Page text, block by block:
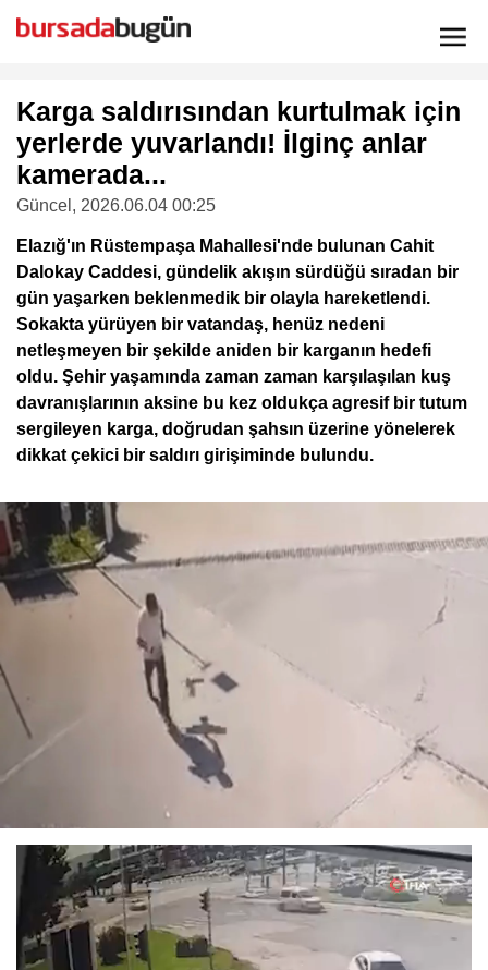
Karga saldırısından kurtulmak için
yerlerde yuvarlandı! İlginç anlar
kamerada...
Güncel , 2026.06.04 00:25
Elazığ'ın Rüstempaşa Mahallesi'nde bulunan Cahit
Dalokay Caddesi, gündelik akışın sürdüğü sıradan bir
gün yaşarken beklenmedik bir olayla hareketlendi.
Sokakta yürüyen bir vatandaş, henüz nedeni
netleşmeyen bir şekilde aniden bir karganın hedefi
oldu. Şehir yaşamında zaman zaman karşılaşılan kuş
davranışlarının aksine bu kez oldukça agresif bir tutum
sergileyen karga, doğrudan şahsın üzerine yönelerek
dikkat çekici bir saldırı girişiminde bulundu.